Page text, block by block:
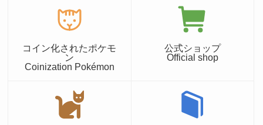
コイン化されたポケモ
ン
Coinization Pokémon
公式ショップ
Official shop